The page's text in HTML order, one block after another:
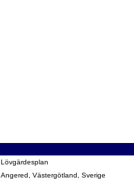
Lövgärdesplan
Angered, Västergötland, Sverige